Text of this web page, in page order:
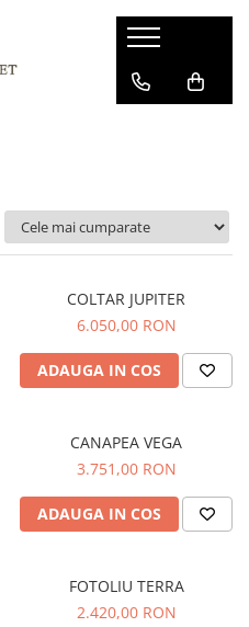
COLTAR JUPITER
6.050,00 RON
ADAUGA IN COS
CANAPEA VEGA
3.751,00 RON
ADAUGA IN COS
FOTOLIU TERRA
2.420,00 RON